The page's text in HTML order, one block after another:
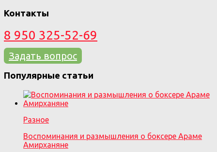
Контакты
8 950 325-52-69
Задать вопрос
Популярные статьи
Разное
Воспоминания и размышления о боксере Араме
Амирханяне